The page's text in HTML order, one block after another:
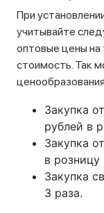
При
учитывайте
оптовые цены на
стоимость. Так
Закупка
рублей в
Закупка
в розницу
Закупка
3 раза.